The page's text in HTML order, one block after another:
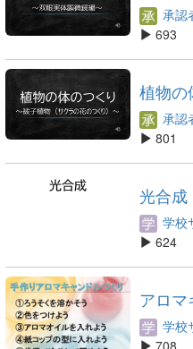
承認
693
植物
承認
801
光合成
学校
624
アロマ
学校